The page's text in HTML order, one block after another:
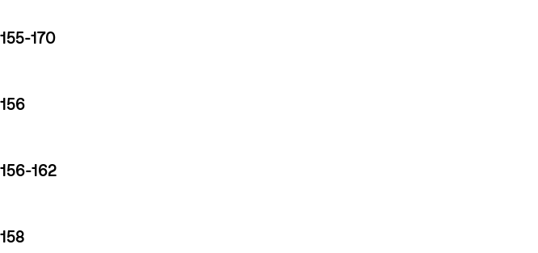
155-170
156
156-162
158